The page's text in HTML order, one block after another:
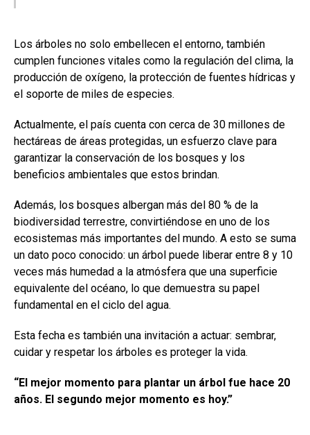
Los árboles no solo embellecen el entorno, también
cumplen funciones vitales como la regulación del clima, la
producción de oxígeno, la protección de fuentes hídricas y
el soporte de miles de especies.
Actualmente, el país cuenta con cerca de 30 millones de
hectáreas de áreas protegidas, un esfuerzo clave para
garantizar la conservación de los bosques y los
beneficios ambientales que estos brindan.
Además, los bosques albergan más del 80 % de la
biodiversidad terrestre, convirtiéndose en uno de los
ecosistemas más importantes del mundo. A esto se suma
un dato poco conocido: un árbol puede liberar entre 8 y 10
veces más humedad a la atmósfera que una superficie
equivalente del océano, lo que demuestra su papel
fundamental en el ciclo del agua.
Esta fecha es también una invitación a actuar: sembrar,
cuidar y respetar los árboles es proteger la vida.
“El mejor momento para plantar un árbol fue hace 20
años. El segundo mejor momento es hoy.”